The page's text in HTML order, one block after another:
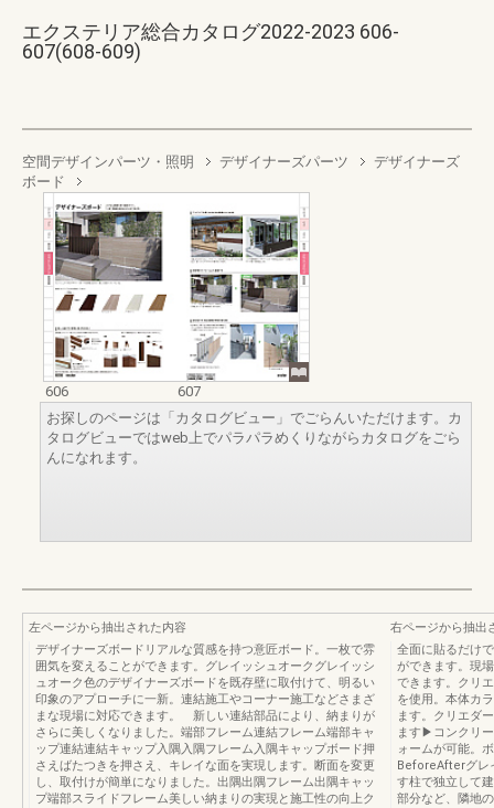
エクステリア総合カタログ2022-2023 606-
607(608-609)
空間デザインパーツ・照明 デザイナーズパーツ
デザイナーズ
ボード
606
607
お探しのページは「カタログビュー」でごらんいただけます。カ
タログビューではweb上でパラパラめくりながらカタログをごら
んになれます。
左ページから抽出された内容
デザイナーズボードリアルな質感を持つ意匠ボード。一枚で雰
囲気を変えることができます。グレイッシュオークグレイッシ
ュオーク色のデザイナーズボードを既存壁に取付けて、明るい
印象のアプローチに一新。連結施工やコーナー施工などさまざ
まな現場に対応できます。 新しい連結部品により、納まりが
さらに美しくなりました。端部フレーム連結フレーム端部キャ
ップ連結連結キャップ入隅入隅フレーム入隅キャップボード押
さえばたつきを押さえ、キレイな面を実現します。断面を変更
し、取付けが簡単になりました。出隅出隅フレーム出隅キャッ
プ端部スライドフレーム美しい納まりの実現と施工性の向上ク
右ページから抽出
全面に貼るだけ
ができます。現
できます。クリ
を使用。本体カ
ます。クリエダ
ます▶コンクリ
ォームが可能。
BeforeAfterグレ
す柱で独立して
部分など、隣地